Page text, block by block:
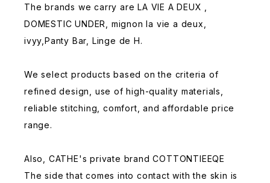
The brands we carry are LA VIE A DEUX ,
DOMESTIC UNDER, mignon la vie a deux,
ivyy,Panty Bar, Linge de H.
We select products based on the criteria of
refined design, use of high-quality materials,
reliable stitching, comfort, and affordable price
range.
Also, CATHE's private brand COTTONTIEEQE
The side that comes into contact with the skin is